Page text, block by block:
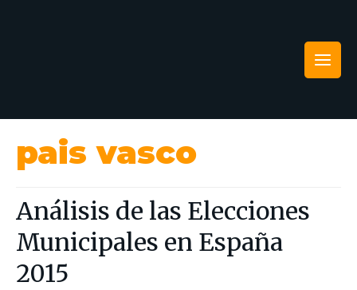
pais vasco
Análisis de las Elecciones
Municipales en España
2015